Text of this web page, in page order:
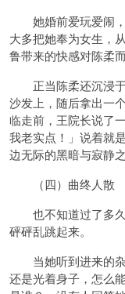
她婚前爱玩爱闹，
大多把她奉为女生，
鲁带来的快感对陈柔
正当陈柔还沉浸于
沙发上，随后拿出一
临走前，王院长说了
我老实点！」说着就
边无际的黑暗与寂
（四）曲终人散
也不知道过了多久
砰砰乱跳起来。
当她听到进来的杂
还是光着身子，怎么